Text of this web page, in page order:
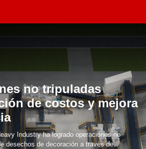
no tripuladas
de costos y mejora
Industry ha logrado operaciones no
desechos de decoración a través de